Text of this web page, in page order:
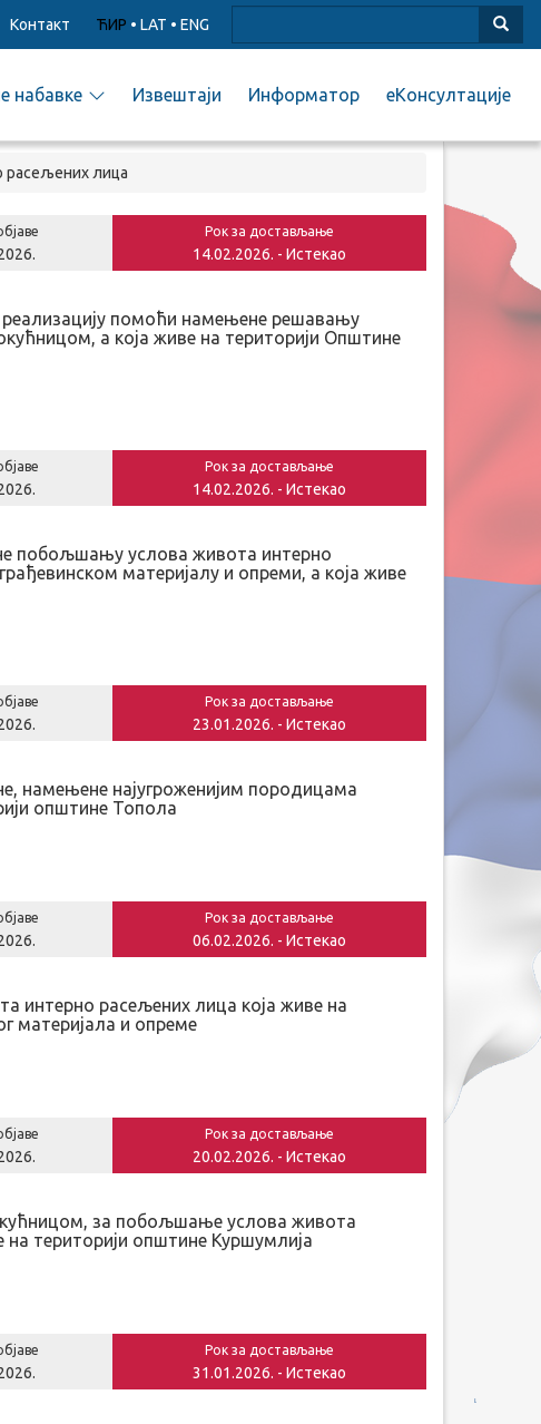
Контакт ЋИР •LAT •ENG
набавке Извештаји Информатор еКонсултације
расељених лица
Рок за достављање
14.02.2026. - Истекао
реализацију помоћи намењене решавању
а која живе на територији Општине
Рок за достављање
14.02.2026. - Истекао
побољшању услова живота интерно
материјалу и опреми, а која живе
Рок за достављање
23.01.2026. - Истекао
намењене најугроженијим породицама
општине Топола
Рок за достављање
06.02.2026. - Истекао
интерно расељених лица која живе на
материјала и опреме
Рок за достављање
20.02.2026. - Истекао
за побољшање услова живота
територији општине Куршумлија
Рок за достављање
31.01.2026. - Истекао